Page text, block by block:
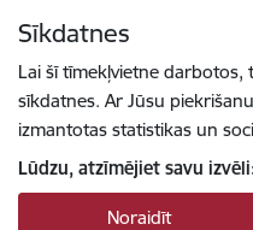
Sīkdatnes
Lai šī tīmekļvietne darbotos,
sīkdatnes. Ar Jūsu
izmantotas statistikas un
Lūdzu, atzīmējiet savu
Noraidīt